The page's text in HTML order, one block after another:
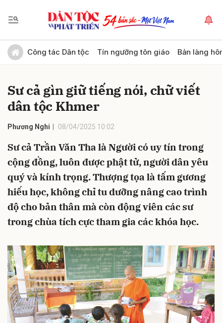
Công tác Dân tộc Tín ngưỡng tôn giáo Bản làng
Sư cả gìn giữ tiếng nói, chữ viết
dân tộc Khmer
Phương Nghi 08/04/2025 10:02
Sư cả Trần Văn Tha là Người có uy tín trong
cộng đồng, luôn được phật tử, người dân yêu
quý và kính trọng. Thượng tọa là tấm gương
hiếu học, không chỉ tu dưỡng nâng cao trình
độ cho bản thân mà còn động viên các sư
trong chùa tích cực tham gia các khóa học.
Gửi bình luận
Hủy Gửi